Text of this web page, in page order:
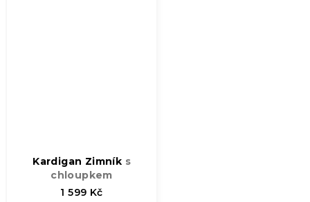
Kardigan Zimník s
chloupkem
1 599 Kč